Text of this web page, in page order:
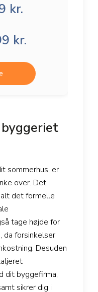
kr.
kr.
sommerhus, er
over. Det
det formelle
tage højde for
da forsinkelser
Desuden
dit byggefirma,
sikrer dig i